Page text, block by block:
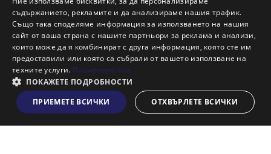
Виж на картата
Защо да отдам имот с Адрес?
Наши офиси
Кариери
Кои сме ние?
Франчайз
Блог
Искаш ли да получаваш актуална информация за пазара
на недвижими имоти?
съдържанието, рекламите и да анализираме нашия трафик.
Също така споделяме информация за използването на нашия
сайт от ваша страна с нашите партньори за реклама и анализи,
които може да я комбинират с друга информация, която сте им
предоставили или която са събрали от вашето използване на
техните услуги. Прочетете още
ПОКАЖЕТЕ ПОДРОБНОСТИ
ПРИЕМЕТЕ ВСИЧКИ
ОТХВЪРЛЕТЕ ВСИЧКИ